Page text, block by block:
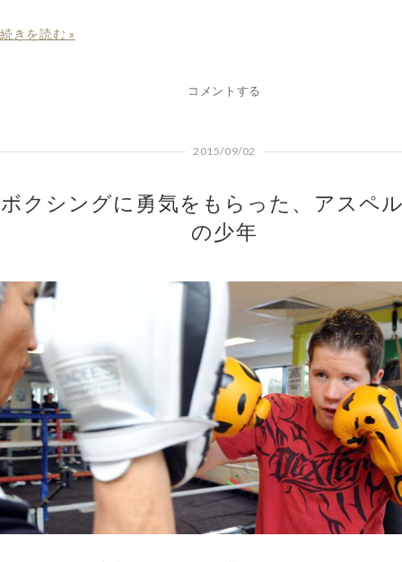
続きを読む »
コメントする
2015/09/02
ボクシングに勇気をもらった、アスペ
の少年